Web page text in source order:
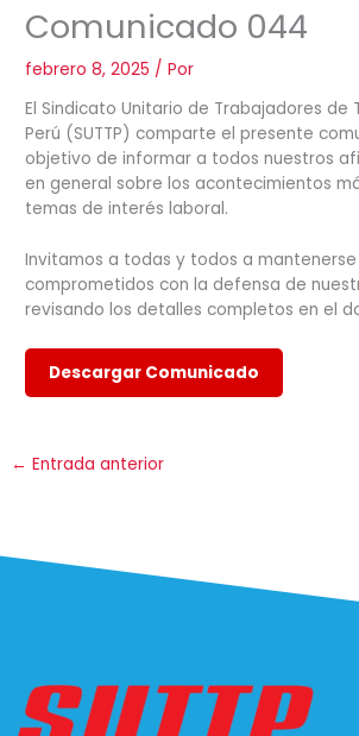
Comunicado 044
febrero 8, 2025 / Por
El Sindicato Unitario de Trabajadores de
Perú (SUTTP) comparte el presente
objetivo de informar a todos nuestros
en general sobre los acontecimientos
temas de interés laboral.
Invitamos a todas y todos a
comprometidos con la defensa de
revisando los detalles completos en el
Descargar Comunicado
← Entrada anterior